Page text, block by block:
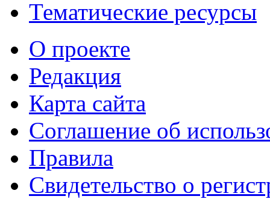
Тематические ресурсы
О проекте
Редакция
Карта сайта
Соглашение об
Правила
Свидетельство о